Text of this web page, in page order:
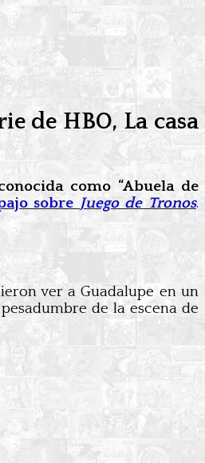
de HBO, La casa
como “Abuela de
sobre Juego de Tronos.
ver a Guadalupe en un
de la escena de